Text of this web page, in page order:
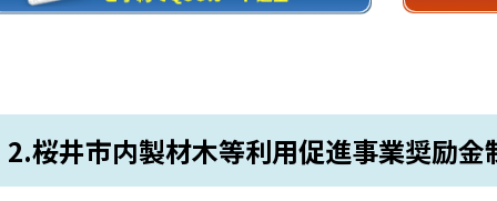
2.桜井市内製材木等利用促進事業奨励金